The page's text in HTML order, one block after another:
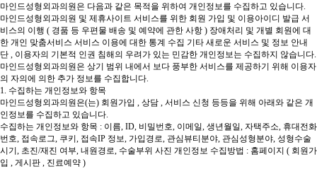
마인드성형외과의원은 다음과 같은 목적을 위하여 개인정보를 수집하고 있습니다.
마인드성형외과의원 및 제휴사이트 서비스를 위한 회원 가입 및 이용아이디 발급 서
비스의 이행 ( 경품 등 우편물 배송 및 예약에 관한 사항 ) 장애처리 및 개별 회원에 대
한 개인 맞춤서비스 서비스 이용에 대한 통계 수집 기타 새로운 서비스 및 정보 안내
단 , 이용자의 기본적 인권 침해의 우려가 있는 민감한 개인정보는 수집하지 않습니다.
마인드성형외과의원은 상기 범위 내에서 보다 풍부한 서비스를 제공하기 위해 이용자
의 자의에 의한 추가 정보를 수집합니다.
1. 수집하는 개인정보와 항목
마인드성형외과의원은(는) 회원가입 , 상담 , 서비스 신청 등등을 위해 아래와 같은 개
인정보를 수집하고 있습니다.
수집하는 개인정보와 항목 : 이름, ID, 비밀번호, 이메일, 생년월일, 자택주소, 휴대전화
번호, 접속로그, 쿠키, 접속IP 정보, 가입경로, 관심뷰티분야, 관심성형분야, 성형수술
시기, 초진/재진 여부, 내원경로, 수술부위 사진 개인정보 수집방법 : 홈페이지 ( 회원가
입 , 게시판 , 진료예약 )